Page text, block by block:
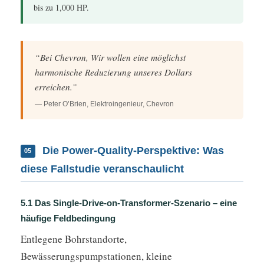
bis zu 1,000 HP.
“Bei Chevron, Wir wollen eine möglichst
harmonische Reduzierung unseres Dollars
erreichen.”
— Peter O’Brien, Elektroingenieur, Chevron
05
Die Power-Quality-Perspektive: Was
diese Fallstudie veranschaulicht
5.1 Das Single-Drive-on-Transformer-Szenario – eine
häufige Feldbedingung
Entlegene Bohrstandorte,
Bewässerungspumpstationen, kleine